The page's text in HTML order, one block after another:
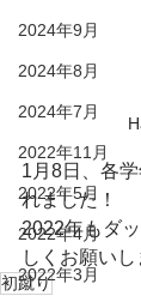
2024年9月
2024年8月
2024年7月
2022年11月
2022年5月
2022年4月
2022年3月
1月8日、各
れました！
2022年もダ
しくお願いし
初蹴り